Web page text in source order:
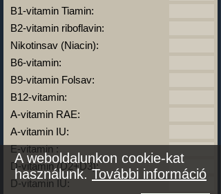
B1-vitamin Tiamin:
B2-vitamin riboflavin:
Nikotinsav (Niacin):
B6-vitamin:
B9-vitamin Folsav:
B12-vitamin:
A-vitamin RAE:
A-vitamin IU:
E-vitamin :
D-vitamin (D2+D3):
D-vitamin IU:
A weboldalunkon cookie-kat
használunk.További információ